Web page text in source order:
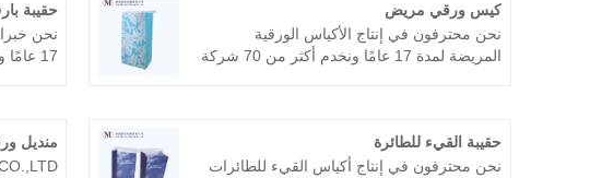
كيس ورقي مريض
نحن محترفون في إنتاج الأكياس الورقية
المريضة لمدة 17 عامًا ونخدم أكثر من 70 شركة
الجوية، إلخ. نأمل أن نصبح شريكك على المدى
الطويل في الصين.
حقيبة
متعة
حقيبة القيء للطائرة
نحن محترفون في إنتاج أكياس القيء للطائرات
منديل